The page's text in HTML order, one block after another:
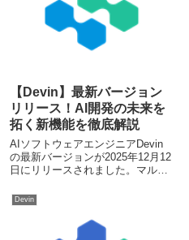
【Devin】最新バージョン
リリース！AI開発の未来を
拓く新機能を徹底解説
AIソフトウェアエンジニアDevin
の最新バージョンが2025年12月12
日にリリースされました。マルチ
ッグ、CI/CD連携の強化で開発現
場に革命をもたらします。
Devin